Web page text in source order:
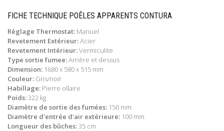
FICHE TECHNIQUE POÊLES APPARENTS CONTURA
Règlage Thermostat: Manuel
Revetement Extérieur:Acier
Revetement Intérieur:Vermiculite
Type sortie fumee:Arrière et dessus
Dimension: 1680 x 580 x 515 mm
Couleur: Gris/noir
Habillage: Pierre ollaire
Poids:322 kg
Diamètre de sortie des fumées: 150 mm
Diamètre d'entrée d'air extérieure: 100 mm
Longueur des bûches:35 cm